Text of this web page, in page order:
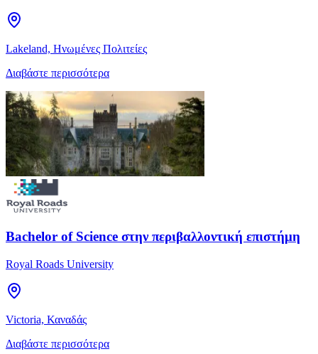
Lakeland, Ηνωμένες Πολιτείες
Διαβάστε περισσότερα
Bachelor of Science στην περιβαλλοντική επιστήμη
Royal Roads University
Victoria, Καναδάς
Διαβάστε περισσότερα